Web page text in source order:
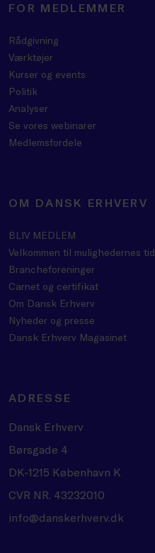
FOR MEDLEMMER
Rådgivning
Værktøjer
Kurser og events
Politik
Analyser
Se vores webinarer
Medlemsfordele
OM DANSK ERHVERV
BLIV MEDLEM
Velkommen til mulighedernes tid
Brancheforeninger
Carnet og certifikat
Om Dansk Erhverv
Nyheder og presse
Dansk Erhverv Magasinet
ADRESSE
Dansk Erhverv
Børsgade 4
DK-1215 København K
CVR NR. 43232010
info@danskerhverv.dk